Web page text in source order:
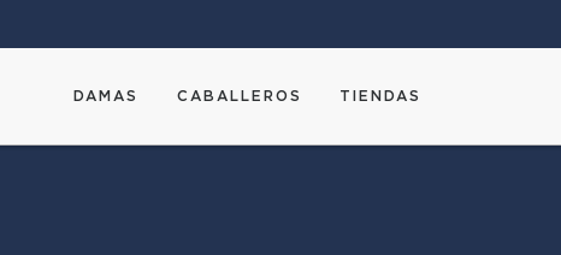
DAMAS CABALLEROS TIENDAS